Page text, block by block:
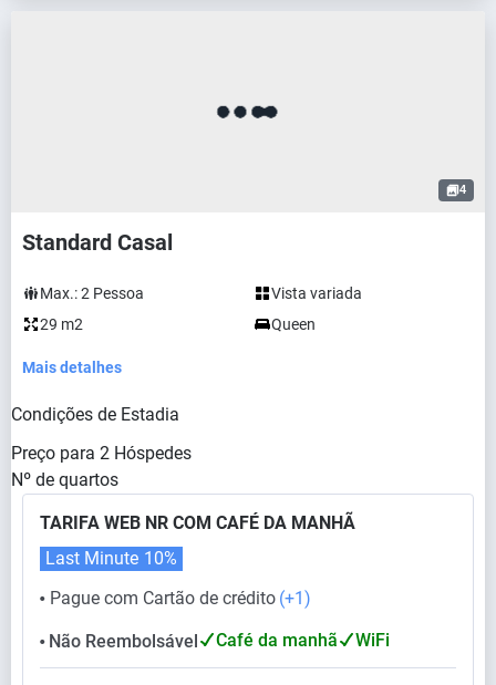
4
Standard Casal
Max.:2 Pessoa
Vista variada
29 m2
Queen
Mais detalhes
Condições de Estadia
Preço para 2 Hóspedes
Nº de quartos
TARIFA WEB NR COM CAFÉ DA MANHÃ
⬤ Pague com Cartão de crédito (+1)
Last Minute 10%
⬤ Não Reembolsável Café da manhã WiFi